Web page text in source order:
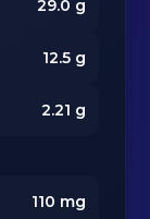
29.0 g
12.5g
2.21 g
110 mg